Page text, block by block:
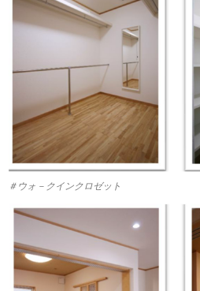
＃ウォ－クインクロゼット